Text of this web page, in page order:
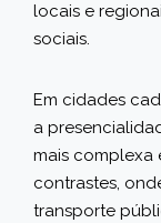
locais e
sociais.
Em cidades
a
mais complexa
contrastes,
transporte